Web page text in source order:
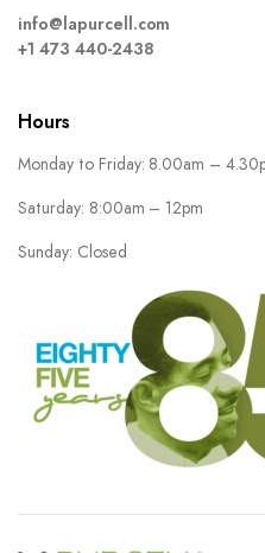
info@lapurcell.com
+1 473 440-2438
Hours
Monday to Friday: 8.00am –
Saturday: 8:00am – 12pm
Sunday: Closed